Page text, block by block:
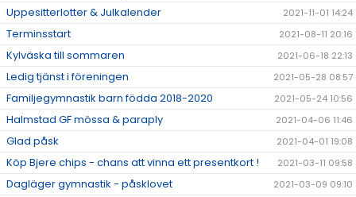
Uppesitterlotter & Julkalender 2021-11-01 14:24
Terminsstart 2021-08-11 20:16
Kylväska till sommaren 2021-06-18 22:13
Ledig tjänst i föreningen 2021-05-28 08:57
Familjegymnastik barn födda 2018-2020 2021-05-24 10:56
Halmstad GF mössa & paraply 2021-04-06 11:46
Glad påsk 2021-04-01 19:08
Köp Bjere chips - chans att vinna ett presentkort ! 2021-03-11 09:58
Dagläger gymnastik - påsklovet 2021-03-09 09:10